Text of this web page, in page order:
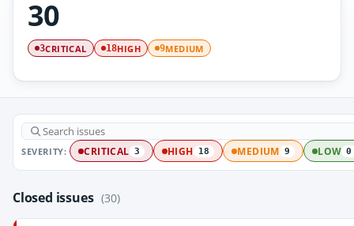
30
3CRITICAL 18HIGH 9MEDIUM
SEVERITY: CRITICAL 3 HIGH 18 MEDIUM 9 LOW 0
Closed issues (30)